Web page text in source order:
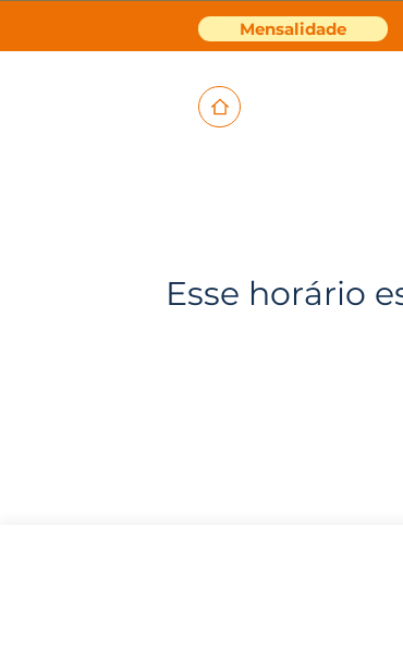
Mensalidade
Esse horário